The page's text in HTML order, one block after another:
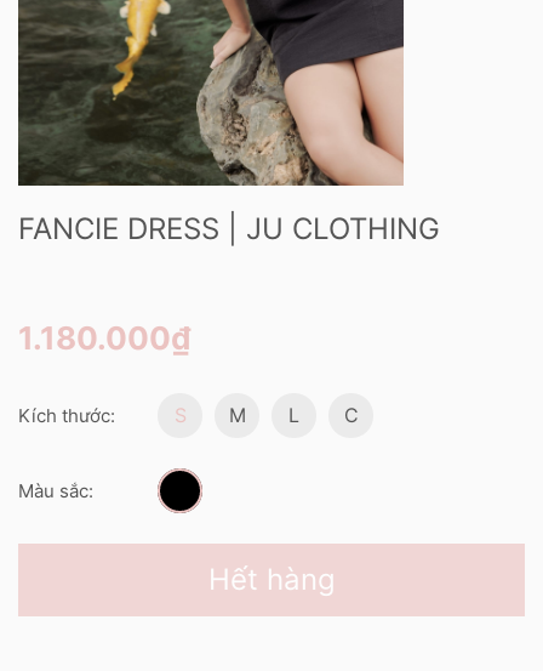
FANCIE DRESS | JU CLOTHING
1.180.000₫
Kích thước: S M L C
Màu sắc:
Hết hàng